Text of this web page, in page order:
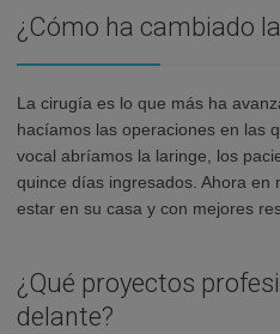
¿Cómo ha cambiado
La cirugía es lo que más ha
hacíamos las operaciones en las
vocal abríamos la laringe, los
quince días ingresados. Ahora en
estar en su casa y con mejores
¿Qué proyectos
delante?